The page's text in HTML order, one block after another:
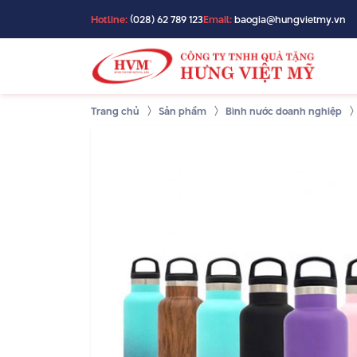
Hotline:(028) 62 789 123Email:baogia@hungvietmy.vn
Trang chủ Sản phẩm Bình nước doanh nghiệp